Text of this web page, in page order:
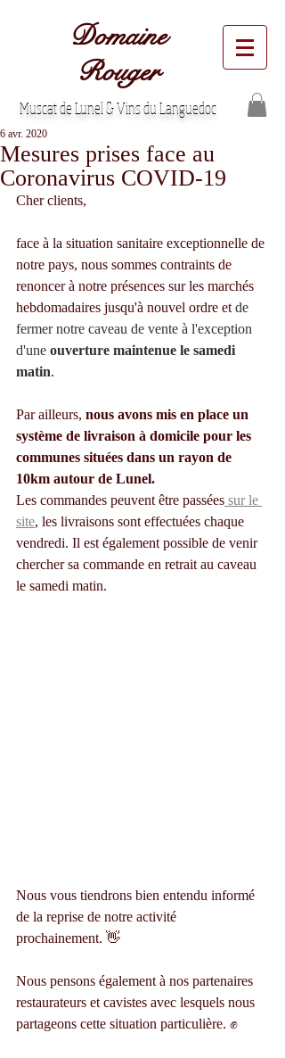
Domaine
Rouger
Muscat de Lunel & Vins du Languedoc
Mesures prises face au
Coronavirus COVID-19
6 avr. 2020
Cher clients,
face à la situation sanitaire exceptionnelle de
notre pays, nous sommes contraints de
renoncer à notre présences sur les marchés
hebdomadaires jusqu'à nouvel ordre et de
fermer notre caveau de vente à l'exception
d'une ouverture maintenue le samedi
matin.
Par ailleurs, nous avons mis en place un
système de livraison à domicile pour les
communes situées dans un rayon de
10km autour de Lunel.
Les commandes peuvent être passées sur le
site, les livraisons sont effectuées chaque
vendredi. Il est également possible de venir
chercher sa commande en retrait au caveau
le samedi matin.
Nous vous tiendrons bien entendu informé
de la reprise de notre activité
prochainement. 👋
Nous pensons également à nos partenaires
restaurateurs et cavistes avec lesquels nous
partageons cette situation particulière. ✊